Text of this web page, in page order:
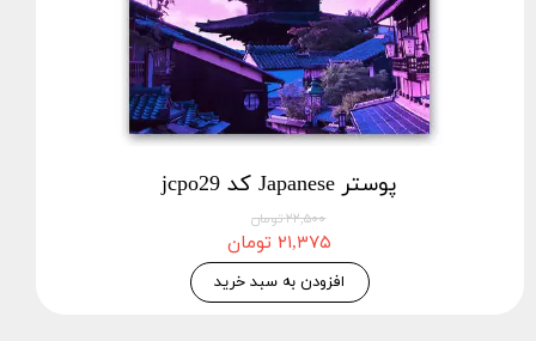
پوستر Japanese کد jcpo29
۲۲,۵۰۰ تومان
۲۱,۳۷۵ تومان
افزودن به سبد خرید